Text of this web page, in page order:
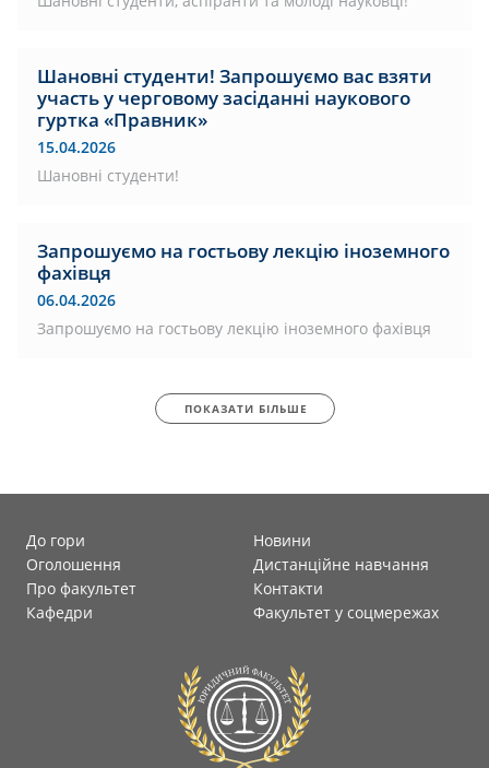
Шановні студенти! Запрошуємо вас взяти
участь у черговому засіданні наукового
гуртка «Правник»
15.04.2026
Шановні студенти!
Запрошуємо на гостьову лекцію іноземного
фахівця
06.04.2026
Запрошуємо на гостьову лекцію іноземного фахівця
ПОКАЗАТИ БІЛЬШЕ
До гори
Новини
Оголошення
Дистанційне навчання
Про факультет
Контакти
Кафедри
Факультет у соцмережах